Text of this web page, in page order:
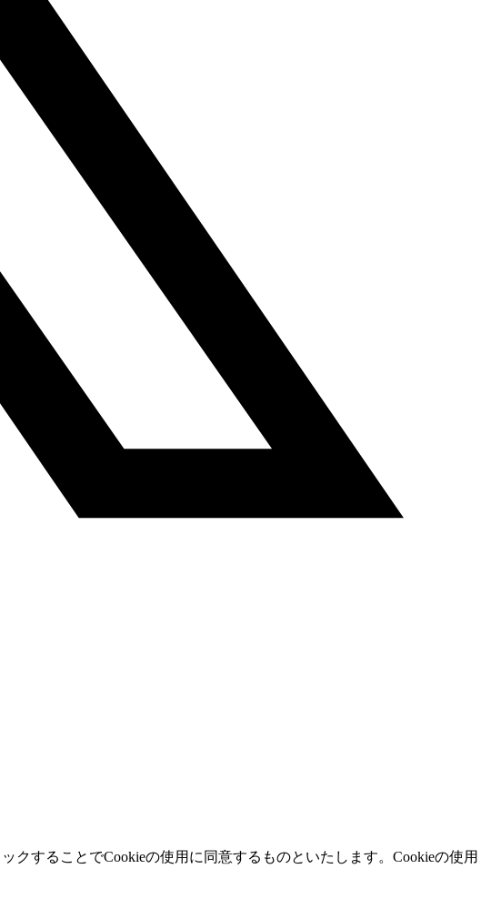
することでCookieの使用に同意するものといたします。Cookieの使用